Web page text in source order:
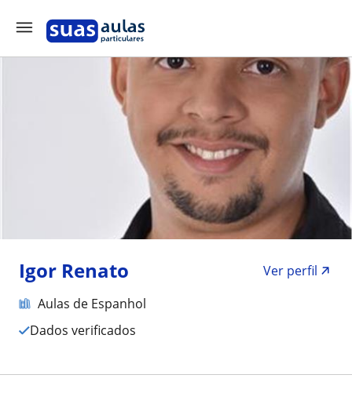
Igor Renato
Ver perfil
Aulas de Espanhol
Dados verificados